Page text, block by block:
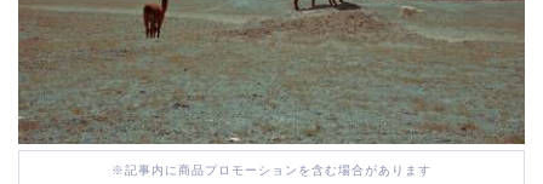
※記事内に商品プロモーションを含む場合があります